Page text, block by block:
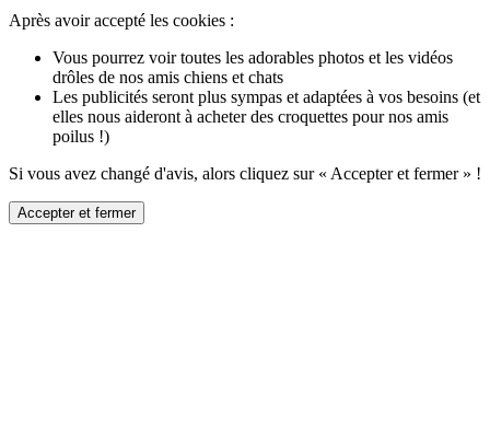
Après avoir accepté les cookies :
Vous pourrez voir toutes les adorables photos et les vidéos
drôles de nos amis chiens et chats
Les publicités seront plus sympas et adaptées à vos besoins (et
elles nous aideront à acheter des croquettes pour nos amis
poilus !)
Si vous avez changé d'avis, alors cliquez sur « Accepter et fermer » !
Accepter et fermer